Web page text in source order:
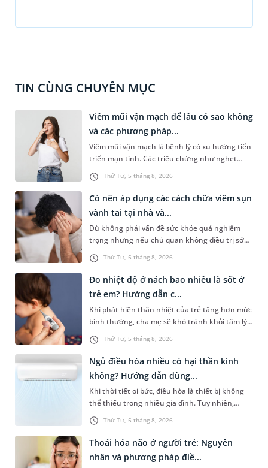
TIN CÙNG CHUYÊN MỤC
Thứ Tư, 5 tháng 8, 2026
Viêm mũi vận mạch để lâu có sao không
và các phương pháp...
Viêm mũi vận mạch là bệnh lý có xu hướng tiến
triển mạn tính. Các triệu chứng như nghẹt
mũi, chảy nước mũi thường xuyên khiến người
bệnh khó chịu. Tuy nhiên, nhiều người vẫn chủ
quan trước những triệu chứng này, chấp nhận
sống chung với chúng. Vậy, viêm mũi vận mạch
để lâu có sao không và việc điều trị có phức tạp
không?
Thứ Tư, 5 tháng 8, 2026
Có nên áp dụng các cách chữa viêm sụn
vành tai tại nhà và...
Dù không phải vấn đề sức khỏe quá nghiêm
trọng nhưng nếu chủ quan không điều trị sớm,
người bệnh có thể phải đối mặt với một số biến
chứng. Nếu chưa xuất hiện mủ hoặc tích tụ
dịch, người bệnh thường chỉ cần dùng thuốc.
Vậy có nên áp dụng cách chữa viêm sụn vành
tai tại nhà không và cần làm gì để phòng ngừa
tình trạng này?
Thứ Tư, 5 tháng 8, 2026
Đo nhiệt độ ở nách bao nhiêu là sốt ở
trẻ em? Hướng dẫn c...
Khi phát hiện thân nhiệt của trẻ tăng hơn mức
bình thường, cha mẹ sẽ khó tránh khỏi tâm lý
lo lắng. Tuy nhiên, không phải ai cũng biết đo
nhiệt độ ở nách bao nhiêu là sốt ở trẻ em và
cách chăm sóc trẻ sốt sao cho an toàn. Những
chia sẻ dưới đây sẽ cùng cha mẹ tìm hiểu vấn
đề này để giúp bé nhanh hồi phục và phòng
ngừa nguy cơ xảy ra biến chứng.
Thứ Tư, 5 tháng 8, 2026
Ngủ điều hòa nhiều có hại thần kinh
không? Hướng dẫn dùng...
Khi thời tiết oi bức, điều hòa là thiết bị không
thể thiếu trong nhiều gia đình. Tuy nhiên,
nhiều người lo ngại rằng việc ngủ trong phòng
điều hòa mỗi đêm có thể gây ảnh hưởng đến
hệ thần kinh, làm tê bì tay chân, đau đầu hoặc
thậm chí tăng nguy cơ đột quỵ. Vậy ngủ điều
hòa nhiều có hại thần kinh không? Bài viết
Thoái hóa não ở người trẻ: Nguyên
nhân và phương pháp điề...